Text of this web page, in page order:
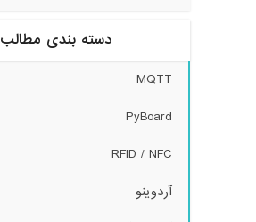
دسته بندی مطالب
MQTT
PyBoard
RFID / NFC
آردوینو